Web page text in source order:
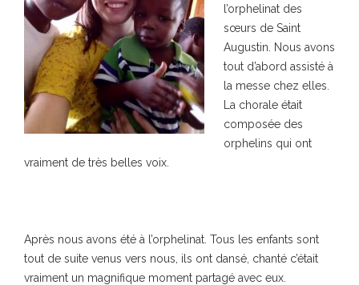
l’orphelinat des
sœurs de Saint
Augustin. Nous avons
tout d’abord assisté à
la messe chez elles.
La chorale était
composée des
orphelins qui ont
vraiment de très belles voix.
Après nous avons été à l’orphelinat. Tous les enfants sont
tout de suite venus vers nous, ils ont dansé, chanté c’était
vraiment un magnifique moment partagé avec eux.